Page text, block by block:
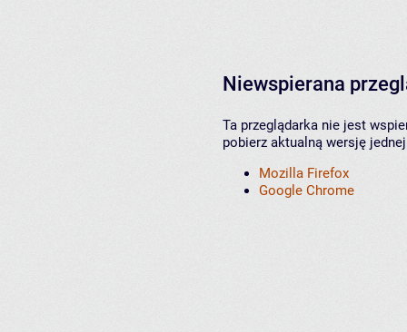
Niewspierana
Ta przeglądarka nie jest
pobierz aktualną wersję
Mozilla Firefox
Google Chrome